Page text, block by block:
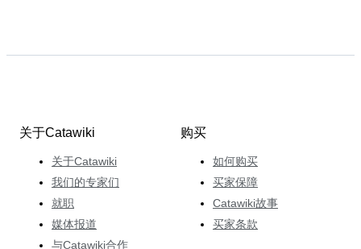
关于Catawiki
关于Catawiki
我们的专家们
就职
媒体报道
与Catawiki合作
购买
如何购买
买家保障
Catawiki故事
买家条款